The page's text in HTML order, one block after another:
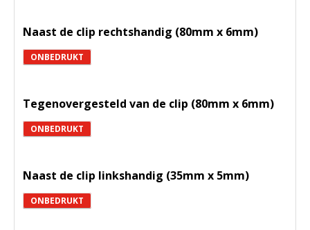
Naast de clip rechtshandig (80mm x 6mm)
ONBEDRUKT
Tegenovergesteld van de clip (80mm x 6mm)
ONBEDRUKT
Naast de clip linkshandig (35mm x 5mm)
ONBEDRUKT